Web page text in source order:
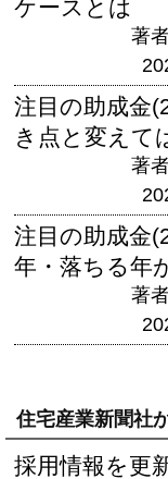
ケースとは
著
注目の助成金
き点と変えて
著
注目の助成金
年・落ちる年
著
住宅産業新聞社
採用情報を更